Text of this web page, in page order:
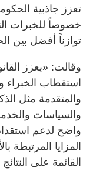
تعزز جاذبية
خصوصاً للخبرات
توازناً أفضل بين
وقالت: «يعزز
استقطاب الخبراء
والمتقدمة مثل
والسياسات
واضح لدعم
المزايا المرتبطة
القائمة على